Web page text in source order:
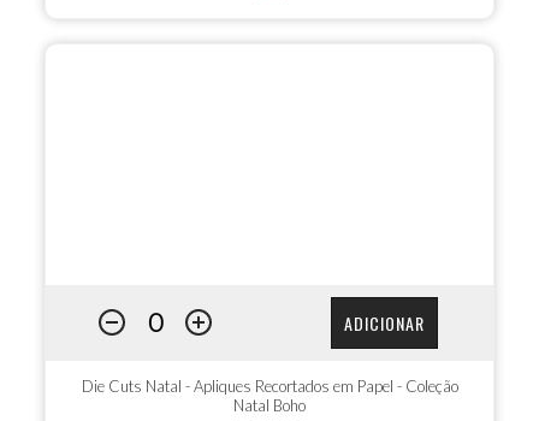
ADICIONAR
Die Cuts Natal - Apliques Recortados em Papel - Coleção
Natal Boho